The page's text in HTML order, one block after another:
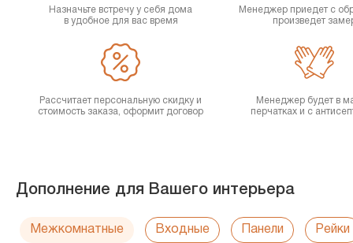
Назначьте встречу у себя дома
в удобное для вас время
Менеджер приедет с
произведет
Рассчитает персональную скидку и
стоимость заказа, оформит договор
Менеджер будет в
перчатках и с
Дополнение для Вашего интерьера
Межкомнатные Входные Панели Рейки